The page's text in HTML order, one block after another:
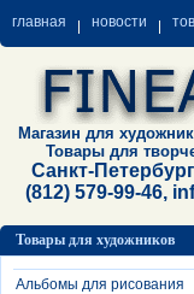
главная новости
Магазин для
Товары для
Санкт-
(812) 579-99-46,
Товары для художников
Альбомы для рисования